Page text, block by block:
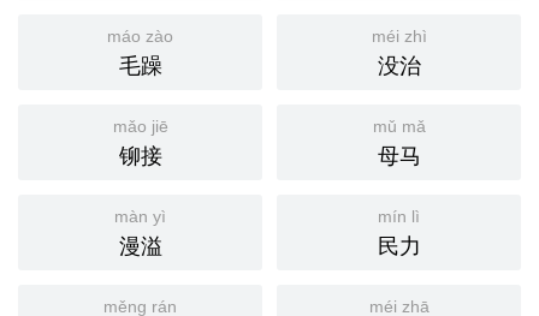
máo zào
毛躁
méi zhì
没治
mǎo jiē
铆接
mǔ mǎ
母马
màn yì
漫溢
mín lì
民力
měng rán méi zhā